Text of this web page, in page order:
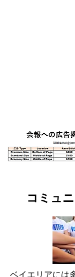
コミュ
ベイエリアには